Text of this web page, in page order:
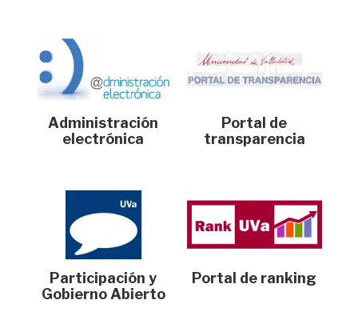
Administración
electrónica
Portal de
transparencia
Participación y
Gobierno Abierto
Portal de ranking